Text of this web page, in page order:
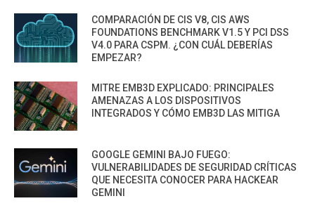
COMPARACIÓN DE CIS V8, CIS AWS
FOUNDATIONS BENCHMARK V1.5 Y PCI DSS
V4.0 PARA CSPM. ¿CON CUÁL DEBERÍAS
EMPEZAR?
MITRE EMB3D EXPLICADO: PRINCIPALES
AMENAZAS A LOS DISPOSITIVOS
INTEGRADOS Y CÓMO EMB3D LAS MITIGA
GOOGLE GEMINI BAJO FUEGO:
VULNERABILIDADES DE SEGURIDAD CRÍTICAS
QUE NECESITA CONOCER PARA HACKEAR
GEMINI